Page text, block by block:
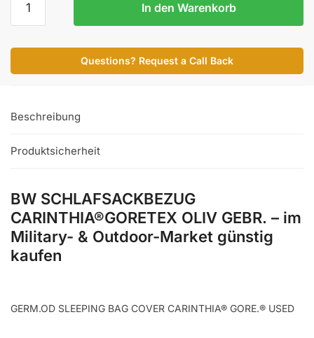
SCHLAFSACKBEZUG
CARINTHIA®GORETEX
OLIV
In den Warenkorb
Questions? Request a Call Back
Beschreibung
Produktsicherheit
BW SCHLAFSACKBEZUG
CARINTHIA®GORETEX OLIV GEBR. – im
Military- & Outdoor-Market günstig
kaufen
GERM.OD SLEEPING BAG COVER CARINTHIA® GORE.® USED